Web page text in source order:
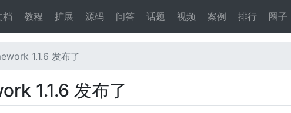
档 教程 扩展 源码 问答 话题 视频 案例 排行 圈子
1.1.6 发布了
1.1.6 发布了